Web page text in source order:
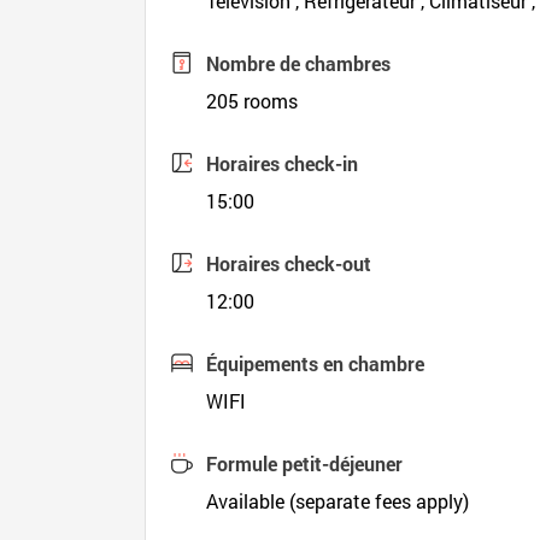
Nombre de chambres
205 rooms
Horaires check-in
15:00
Horaires check-out
12:00
Équipements en chambre
WIFI
Formule petit-déjeuner
Available (separate fees apply)